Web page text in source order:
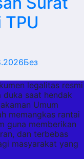
Без
legalitas resmi
saat hendak
Umum
memangkas rantai
guna memberikan
dan terbebas
masyarakat yang